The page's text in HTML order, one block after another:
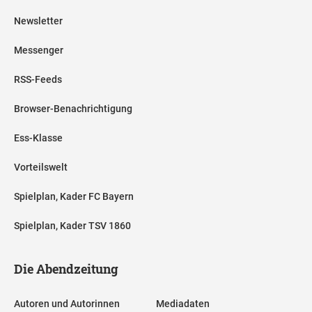
Newsletter
Messenger
RSS-Feeds
Browser-Benachrichtigung
Ess-Klasse
Vorteilswelt
Spielplan, Kader FC Bayern
Spielplan, Kader TSV 1860
Die Abendzeitung
Autoren und Autorinnen Mediadaten